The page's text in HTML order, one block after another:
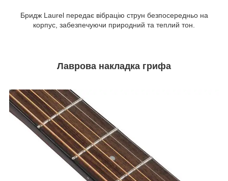
Бридж Laurel передає вібрацію струн безпосередньо на
корпус, забезпечуючи природний та теплий тон.
Лаврова накладка грифа